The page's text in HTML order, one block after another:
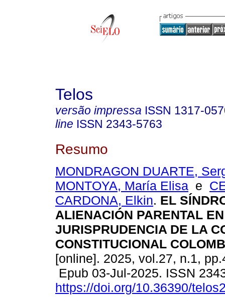
Telos
versão impressa ISSN 1317-
line ISSN 2343-5763
Resumo
MONDRAGON DUARTE,
MONTOYA, María Elisa e
CARDONA, Elkin. EL
ALIENACIÓN PARENTAL
JURISPRUDENCIA DE LA
CONSTITUCIONAL
[online]. 2025, vol.27, n.1,
Epub 03-Jul-2025. ISSN
https://doi.org/10.36390/